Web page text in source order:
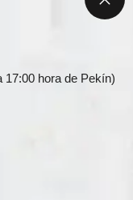
17:00 hora de Pekín)